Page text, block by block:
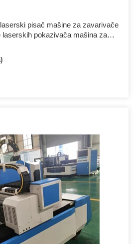
pisač mašine za zavarivače
laserskih pokazivača mašina za